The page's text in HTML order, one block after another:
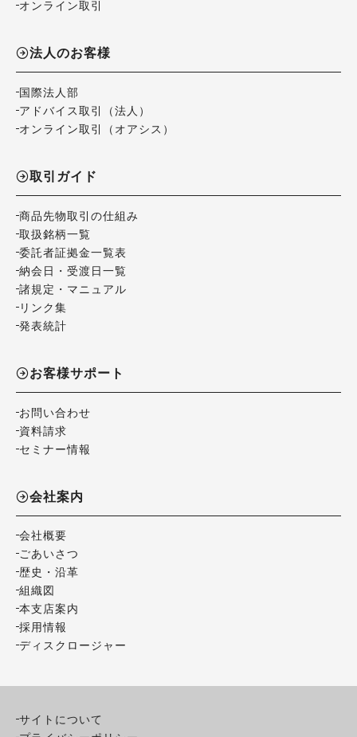
オンライン取引
法人のお客様
国際法人部
アドバイス取引（法人）
オンライン取引（オアシス）
取引ガイド
商品先物取引の仕組み
取扱銘柄一覧
委託者証拠金一覧表
納会日・受渡日一覧
諸規定・マニュアル
リンク集
発表統計
お客様サポート
お問い合わせ
資料請求
セミナー情報
会社案内
会社概要
ごあいさつ
歴史・沿革
組織図
本支店案内
採用情報
ディスクロージャー
サイトについて